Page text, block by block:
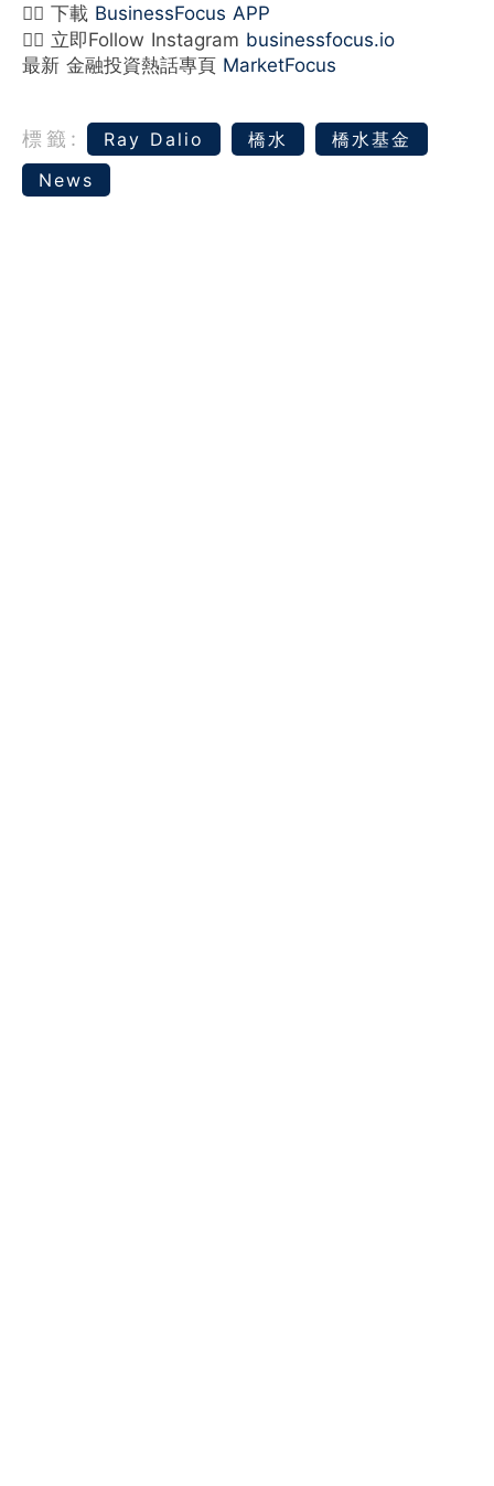
👉🏻 下載 BusinessFocus APP
👉🏻 立即Follow Instagram businessfocus.io
最新 金融投資熱話專頁 MarketFocus
標籤: Ray Dalio 橋水
橋水基金
News